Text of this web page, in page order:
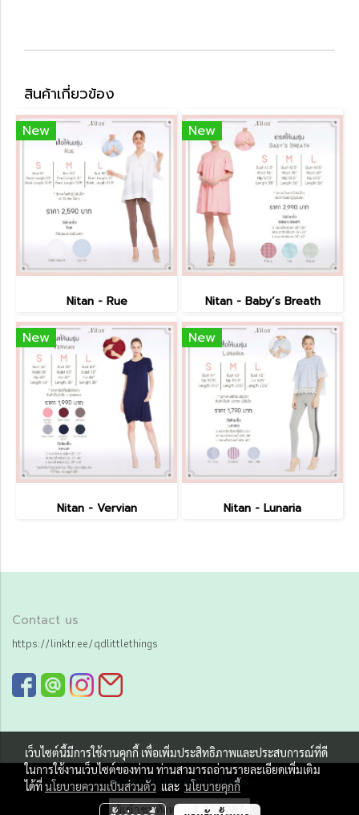
สินค้าเกี่ยวข้อง
New
Nitan - Rue
New
Nitan - Baby’s Breath
New
Nitan - Vervian
New
Nitan - Lunaria
Contact us
https://linktr.ee/qdlittlethings
Copy right by Qd little things
ผู้เข้าชมทั้งหมด3,277,287
เว็บไซต์นี้มีการใช้งานคุกกี้ เพื่อเพิ่มประสิทธิภาพและประสบการณ์ที่ดี
ในการใช้งานเว็บไซต์ของท่าน ท่านสามารถอ่านรายละเอียดเพิ่มเติม
ได้ที่นโยบายความเป็นส่วนตัว และ นโยบายคุกกี้